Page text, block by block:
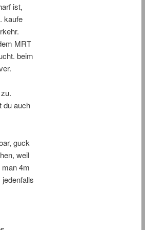
ist,
kaufe
MRT
beim
du auch
guck
weil
4m